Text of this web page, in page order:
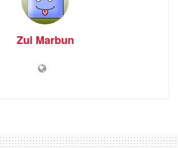
Zul Marbun